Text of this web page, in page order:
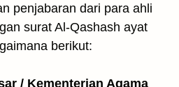
penjabaran dari para ahli
surat Al-Qashash ayat
berikut:
/ Kementerian Agama